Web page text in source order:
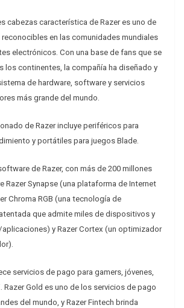
cabezas característica de Razer es uno de
en las comunidades mundiales
electrónicos. Con una base de fans que se
los continentes, la compañía ha diseñado y
de hardware, software y servicios
más grande del mundo.
de Razer incluye periféricos para
y portátiles para juegos Blade.
de Razer, con más de 200 millones
Razer Synapse (una plataforma de Internet
Chroma RGB (una tecnología de
que admite miles de dispositivos y
y Razer Cortex (un optimizador
servicios de pago para gamers, jóvenes,
Razer Gold es uno de los servicios de pago
del mundo, y Razer Fintech brinda